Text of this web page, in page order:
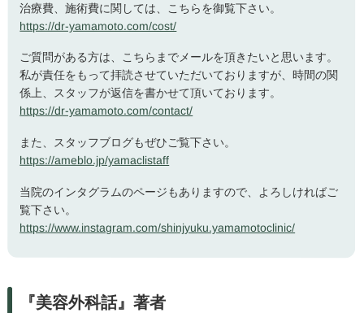
治療費、施術費に関しては、こちらを御覧下さい。
https://dr-yamamoto.com/cost/
ご質問がある方は、こちらまでメールを頂きたいと思います。
私が責任をもって拝読させていただいておりますが、時間の関
係上、スタッフが返信を書かせて頂いております。
https://dr-yamamoto.com/contact/
また、スタッフブログもぜひご覧下さい。
https://ameblo.jp/yamaclistaff
当院のインタグラムのページもありますので、よろしければご
覧下さい。
https://www.instagram.com/shinjyuku.yamamotoclinic/
『美容外科話』著者